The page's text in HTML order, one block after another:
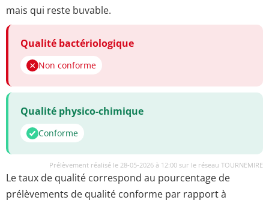
mais qui reste buvable.
Qualité bactériologique
Non conforme
Qualité physico-chimique
Conforme
Prélèvement réalisé le 28-05-2026 à 12:00 sur le réseau TOURNEMIRE
Le taux de qualité correspond au pourcentage de
prélèvements de qualité conforme par rapport à